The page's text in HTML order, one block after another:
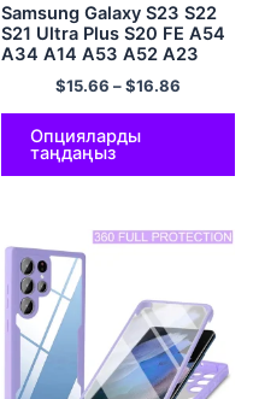
Samsung Galaxy S23 S22
S21 Ultra Plus S20 FE A54
A34 A14 A53 A52 A23
A24 A25 A13 5G жұмсақ
қақпақ үшін лазерлік
кемпірқосақ мөлдір
қапшық
$15.66 –$16.86
Опцияларды
таңдаңыз